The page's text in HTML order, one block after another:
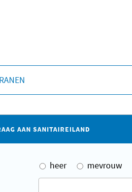
AAN SANITAIREILAND
heer mevrouw